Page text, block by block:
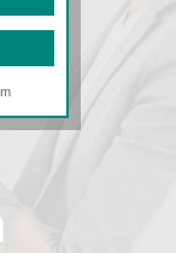
um die
um
hin